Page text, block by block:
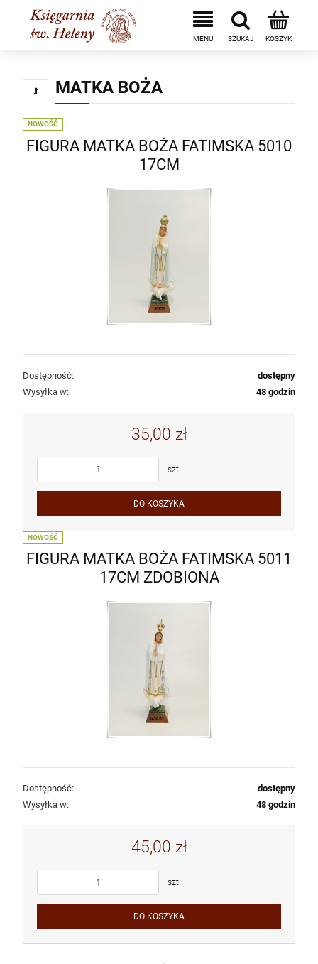
MATKA BOŻA
FIGURA MATKA BOŻA FATIMSKA 5010
17CM
Dostępność:
dostępny
Wysyłka w:
48 godzin
35,00 zł
szt.
DO KOSZYKA
NOWOŚĆ
FIGURA MATKA BOŻA FATIMSKA 5011
17CM ZDOBIONA
Dostępność:
dostępny
Wysyłka w:
48 godzin
45,00 zł
szt.
DO KOSZYKA
NOWOŚĆ